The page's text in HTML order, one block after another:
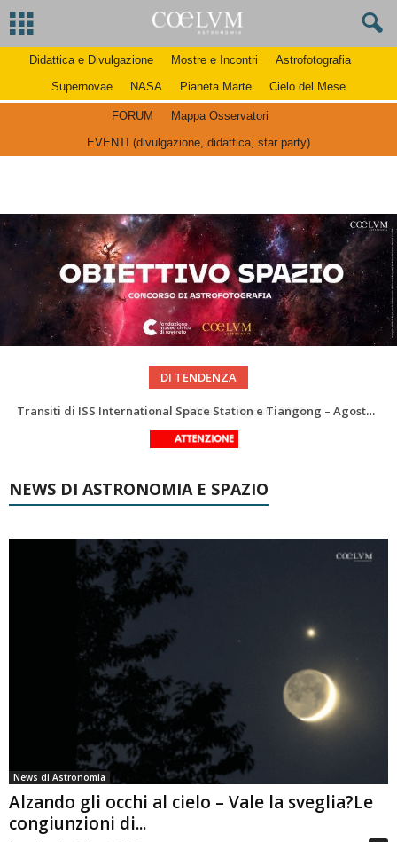
Didattica e Divulgazione Mostre e Incontri
Astrofotografia
Supernovae
NASA Pianeta Marte Cielo del Mese
FORUM
Mappa Osservatori
EVENTI (divulgazione, didattica, star party)
DI TENDENZA
La Luna del Mese – Agosto 2026
Le costellazioni di Agosto 2026: Delfino
NEWS DI ASTRONOMIA E SPAZIO
News di Astronomia
Alzando gli occhi al cielo – Vale la sveglia?Le
congiunzioni di...